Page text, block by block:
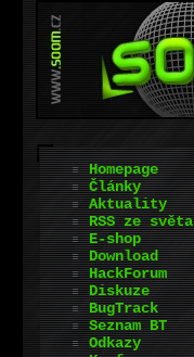
Homepage
Články
Aktuality
RSS ze světa
E-shop
Download
HackForum
Diskuze
BugTrack
Seznam BT
Odkazy